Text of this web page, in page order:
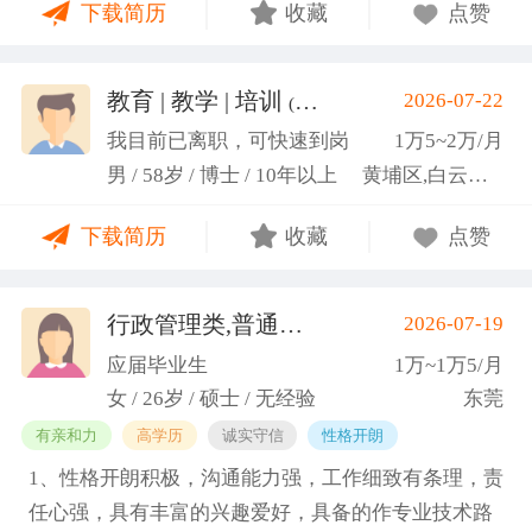
2项天津市科研项目，擅长实验设计与数据分析;曾带
优秀的团队协作与沟通协调能力，责任心强，渴望将
科研严谨性融入实践工作中
下载简历 收藏 点赞
教育 | 教学 | 培训 (汤山文)
2026-07-22
我目前已离职，可快速到岗
1万5~2万/月
男 / 58岁 / 博士 / 10年以上
黄埔区,白云区,增城市
下载简历 收藏 点赞
行政管理类,普通教师类 (蓝小艳)2026-07-19
应届毕业生
1万~1万5/月
女 / 26岁 / 硕士 / 无经验
东莞
有亲和力 高学历 诚实守信 性格开朗
1、性格开朗积极，沟通能力强，工作细致有条理，责
任心强，具有丰富的兴趣爱好，具备的作专业技术路